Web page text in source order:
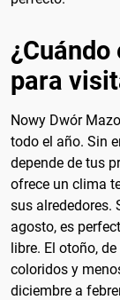
para
Nowy Dwór
todo el año. Sin
depende de tus
ofrece un clima
sus alrededores.
agosto, es
libre. El otoño,
coloridos y
diciembre a